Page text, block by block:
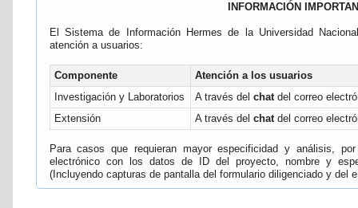
INFORMACIÓN
El Sistema de Información Hermes de la Universidad
atención a usuarios:
Componente
Atención a los usuarios
Investigación y Laboratorios
A través del chatdel correo
Extensión
A través del chatdel correo
Para casos que requieran mayor especificidad y análisis,
electrónico con los datos de ID del proyecto, nombre y
(Incluyendo capturas de pantalla del formulario diligenciado y del